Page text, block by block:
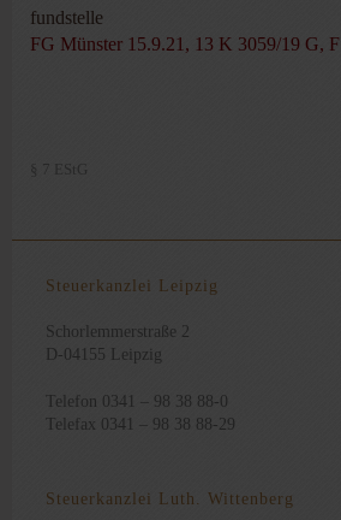
fundstelle
FG Münster 15.9.21, 13 K 3059/19 G, F
§ 7 EStG
Steuerkanzlei Leipzig
Schorlemmerstraße 2
D-04155 Leipzig
Telefon 0341 – 98 38 88-0
Telefax 0341 – 98 38 88-29
Steuerkanzlei Luth. Wittenberg